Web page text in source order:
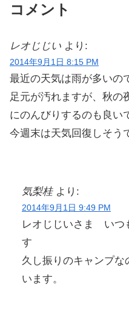
コメント
レオじじい より:
2014年9月1日 8:15 PM
最近の天気は雨が多いの
足元が汚れますが、秋の
にのんびりするのも良い
今週末は天気回復しそう
気梨桂 より:
2014年9月1日 9:49 PM
レオじじいさま いつ
す
久し振りのキャンプな
います。